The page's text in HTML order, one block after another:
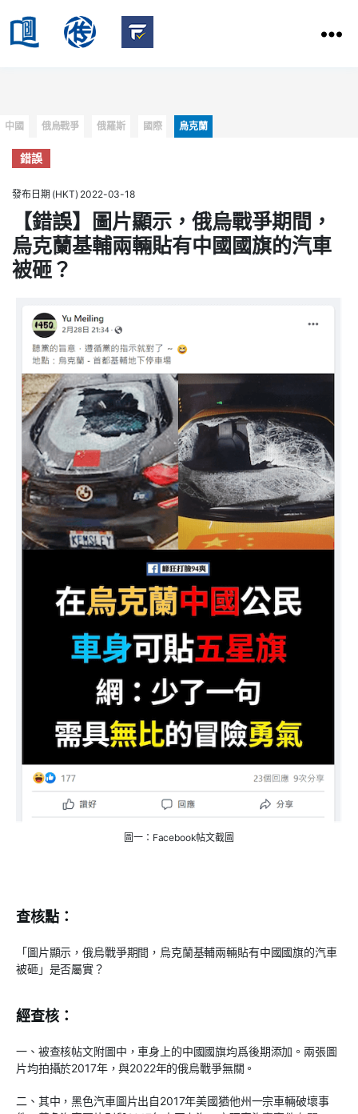
HKBU
of
Communication
Categories
中國 俄烏戰爭 俄羅斯 國際 烏克蘭
錯誤
發布日期 (HKT) 2022-03-18
【錯誤】圖片顯示，俄烏戰爭期間，
烏克蘭基輔兩輛貼有中國國旗的汽車
被砸？
圖一：Facebook帖文截圖
查核點：
「圖片顯示，俄烏戰爭期間，烏克蘭基輔兩輛貼有中國國旗的汽車
被砸」是否屬實？
經查核：
一、被查核帖文附圖中，車身上的中國國旗均爲後期添加。兩張圖
片均拍攝於2017年，與2022年的俄烏戰爭無關。
二、其中，黑色汽車圖片出自2017年美國猶他州一宗車輛破壞事